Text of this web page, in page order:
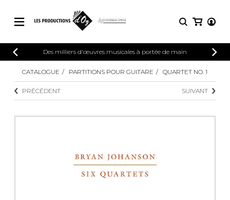
CATALOGUE
Explorez notre catalogue de partitions
riche en œuvres originales et en
arrangements de qualité.
CONNEXION
INSCRIPTION
Des milliers d'œuvres musicales à portée de main
PARTITIONS
Méthodes
CATALOGUE PARTITIONS POUR GUITARE QUARTET NO. 1
PRÉCÉDENT SUIVANT